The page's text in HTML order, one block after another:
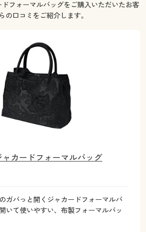
ズ下着
家具通販すべて
ァブリック
メント
て
ズ下着
べて
ース服
ース下着
制服
からのご注文
品
ブリック
ズ下着
ース服
ース下着
服
ント
フォーマルバッグをご購入いただいたお客
の口コミをご紹介します。
カードフォーマルバッグ
ガバっと開くジャカードフォーマルバ
いて使いやすい、布製フォーマルバッ